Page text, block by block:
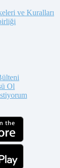
ve Kuralları
Ol